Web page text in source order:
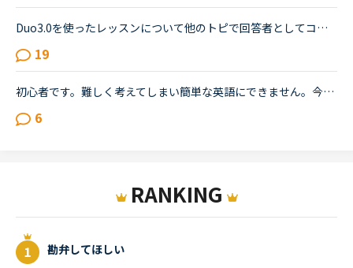
Duo3.0を使ったレッスンについて他のトピで回答者としてコメントし、詳しく教えてとリクエストを頂いたのでシェアさせて頂きます。※Duoファンではありますが、関係者とか回しモンとかじゃありません。【目的】Duo...
19
初心者です。難しく考えてしまい簡単な英語にできません。今日レッスン中に先生からＧＷには何をするの？という問いかけからの会話の中で「今年のＧＷは昨年のＧＷのように連続していない」ということを言いたか...
6
RANKING
勘弁してほしい